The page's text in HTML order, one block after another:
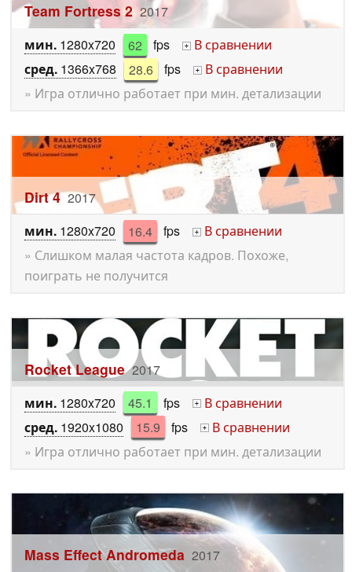
Team Fortress 2 2017
мин. 1280x720 62 fps +
В сравнении
сред. 1366x768 28.6 fps +
В сравнении
» Игра отлично работает при мин. детализации
Dirt 4 2017
мин. 1280x720 16.4 fps +
В сравнении
» Слишком малая частота кадров. Похоже,
поиграть не получится
Rocket League 2017
мин. 1280x720 45.1 fps +
В сравнении
сред. 1920x1080 15.9 fps +
В сравнении
» Игра отлично работает при мин. детализации
Mass Effect Andromeda 2017